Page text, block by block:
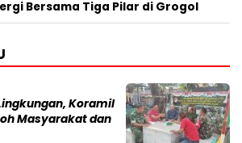
Bersama Tiga Pilar di Grogol
Koramil
Masyarakat dan